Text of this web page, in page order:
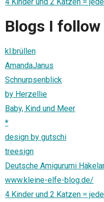
Blogs I follow
kl.brüllen
AmandaJanus
Schnurpsenblick
by Herzellie
Baby, Kind und Meer
*
design by gutschi
treesign
Deutsche Amigurumi
www.kleine-elfe-blog.de/
4 Kinder und 2 Katzen =